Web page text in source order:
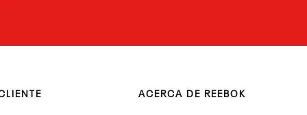
ACERCA DE REEBOK